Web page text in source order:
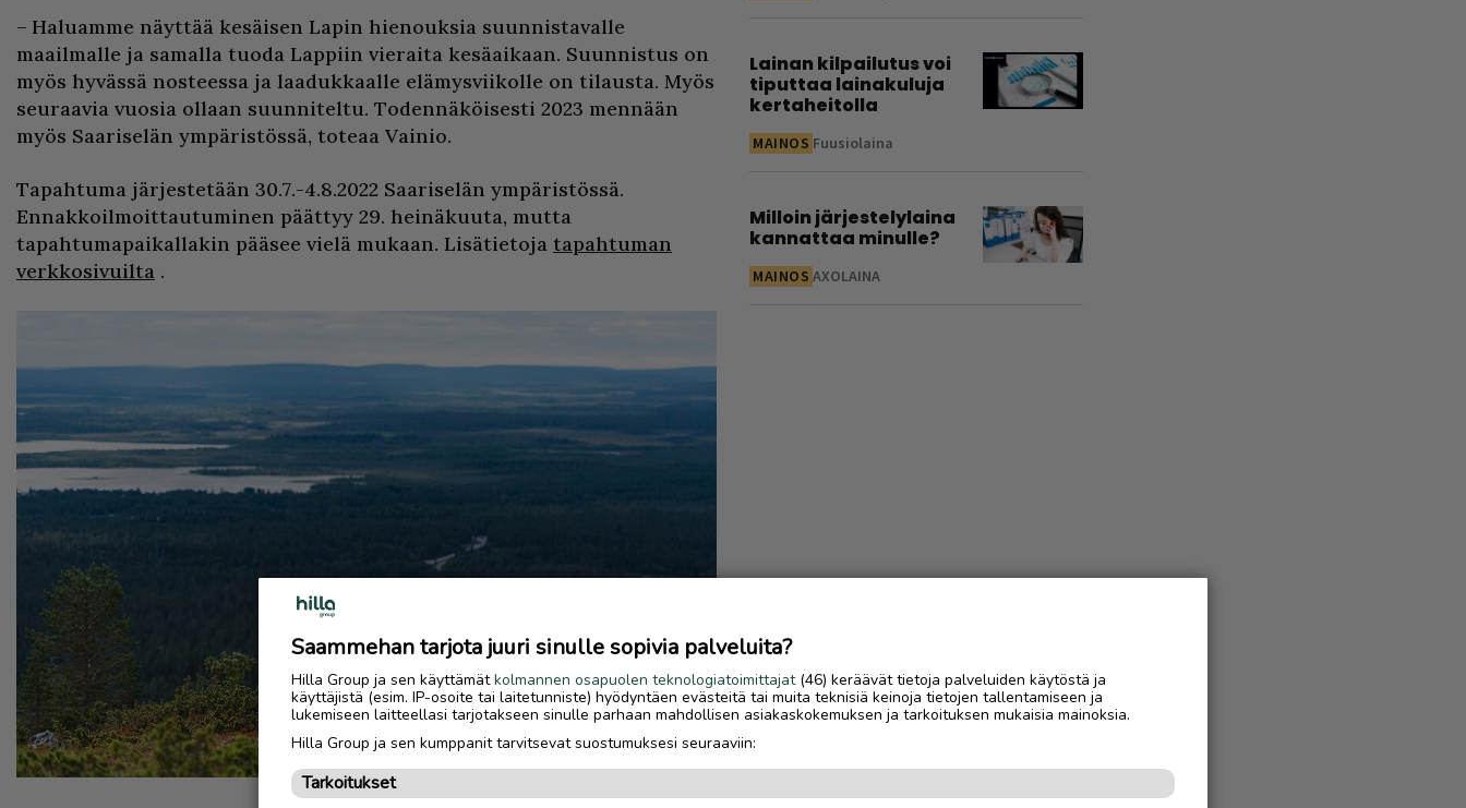
– Haluamme näyttää kesäisen Lapin hienouksia suunnistavalle
maailmalle ja samalla tuoda Lappiin vieraita kesäaikaan. Suunnistus on
myös hyvässä nosteessa ja laadukkaalle elämysviikolle on tilausta. Myös
seuraavia vuosia ollaan suunniteltu. Todennäköisesti 2023 mennään
myös Saariselän ympäristössä, toteaa Vainio.
Tapahtuma järjestetään 30.7.-4.8.2022 Saariselän ympäristössä.
Ennakkoilmoittautuminen päättyy 29. heinäkuuta, mutta
tapahtumapaikallakin pääsee vielä mukaan. Lisätietoja tapahtuman
verkkosivuilta .
Lainan kilpailutus voi
tiputtaa lainakuluja
kertaheitolla
MAINOS Fuusiolaina
Milloin järjestelylaina
kannattaa minulle?
MAINOS AXOLAINA
Saammehan tarjota juuri sinulle sopivia palveluita?
Hilla Group ja sen käyttämätkolmannen osapuolen teknologiatoimittajat(46) keräävät tietoja palveluiden käytöstä ja
käyttäjistä (esim. IP-osoite tai laitetunniste) hyödyntäen evästeitä tai muita teknisiä keinoja tietojen tallentamiseen ja
lukemiseen laitteellasi tarjotakseen sinulle parhaan mahdollisen asiakaskokemuksen ja tarkoituksen mukaisia mainoksia.
Hilla Group ja sen kumppanit tarvitsevat suostumuksesi seuraaviin:
Tarkoitukset